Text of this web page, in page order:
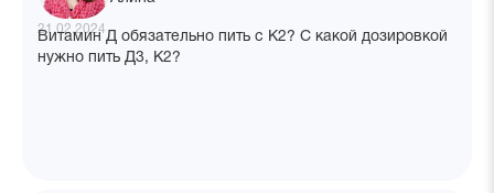
21.02.2024
Витамин Д обязательно пить с К2? С какой дозировкой
нужно пить Д3, К2?